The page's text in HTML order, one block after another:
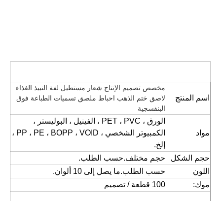
اسم المنتج
البنفسجية
مواد
إلخ.
حجم الشكل
حجم مختلف.حسب الطلب.
اللون
حسب الطلب.ما يصل إلى 10 ألوان.
موك:
100 قطعة / تصميم